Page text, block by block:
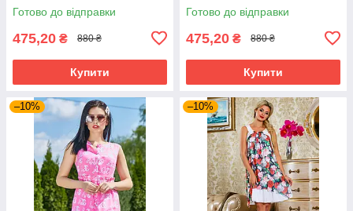
Готово до відправки
475,20 ₴ 880 ₴
Купити
Готово до відправки
475,20 ₴ 880 ₴
Купити
–10% –10%